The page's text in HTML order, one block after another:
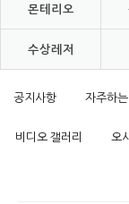
몬테리오
수상레저
공지사항 자주하
비디오 갤러리 오